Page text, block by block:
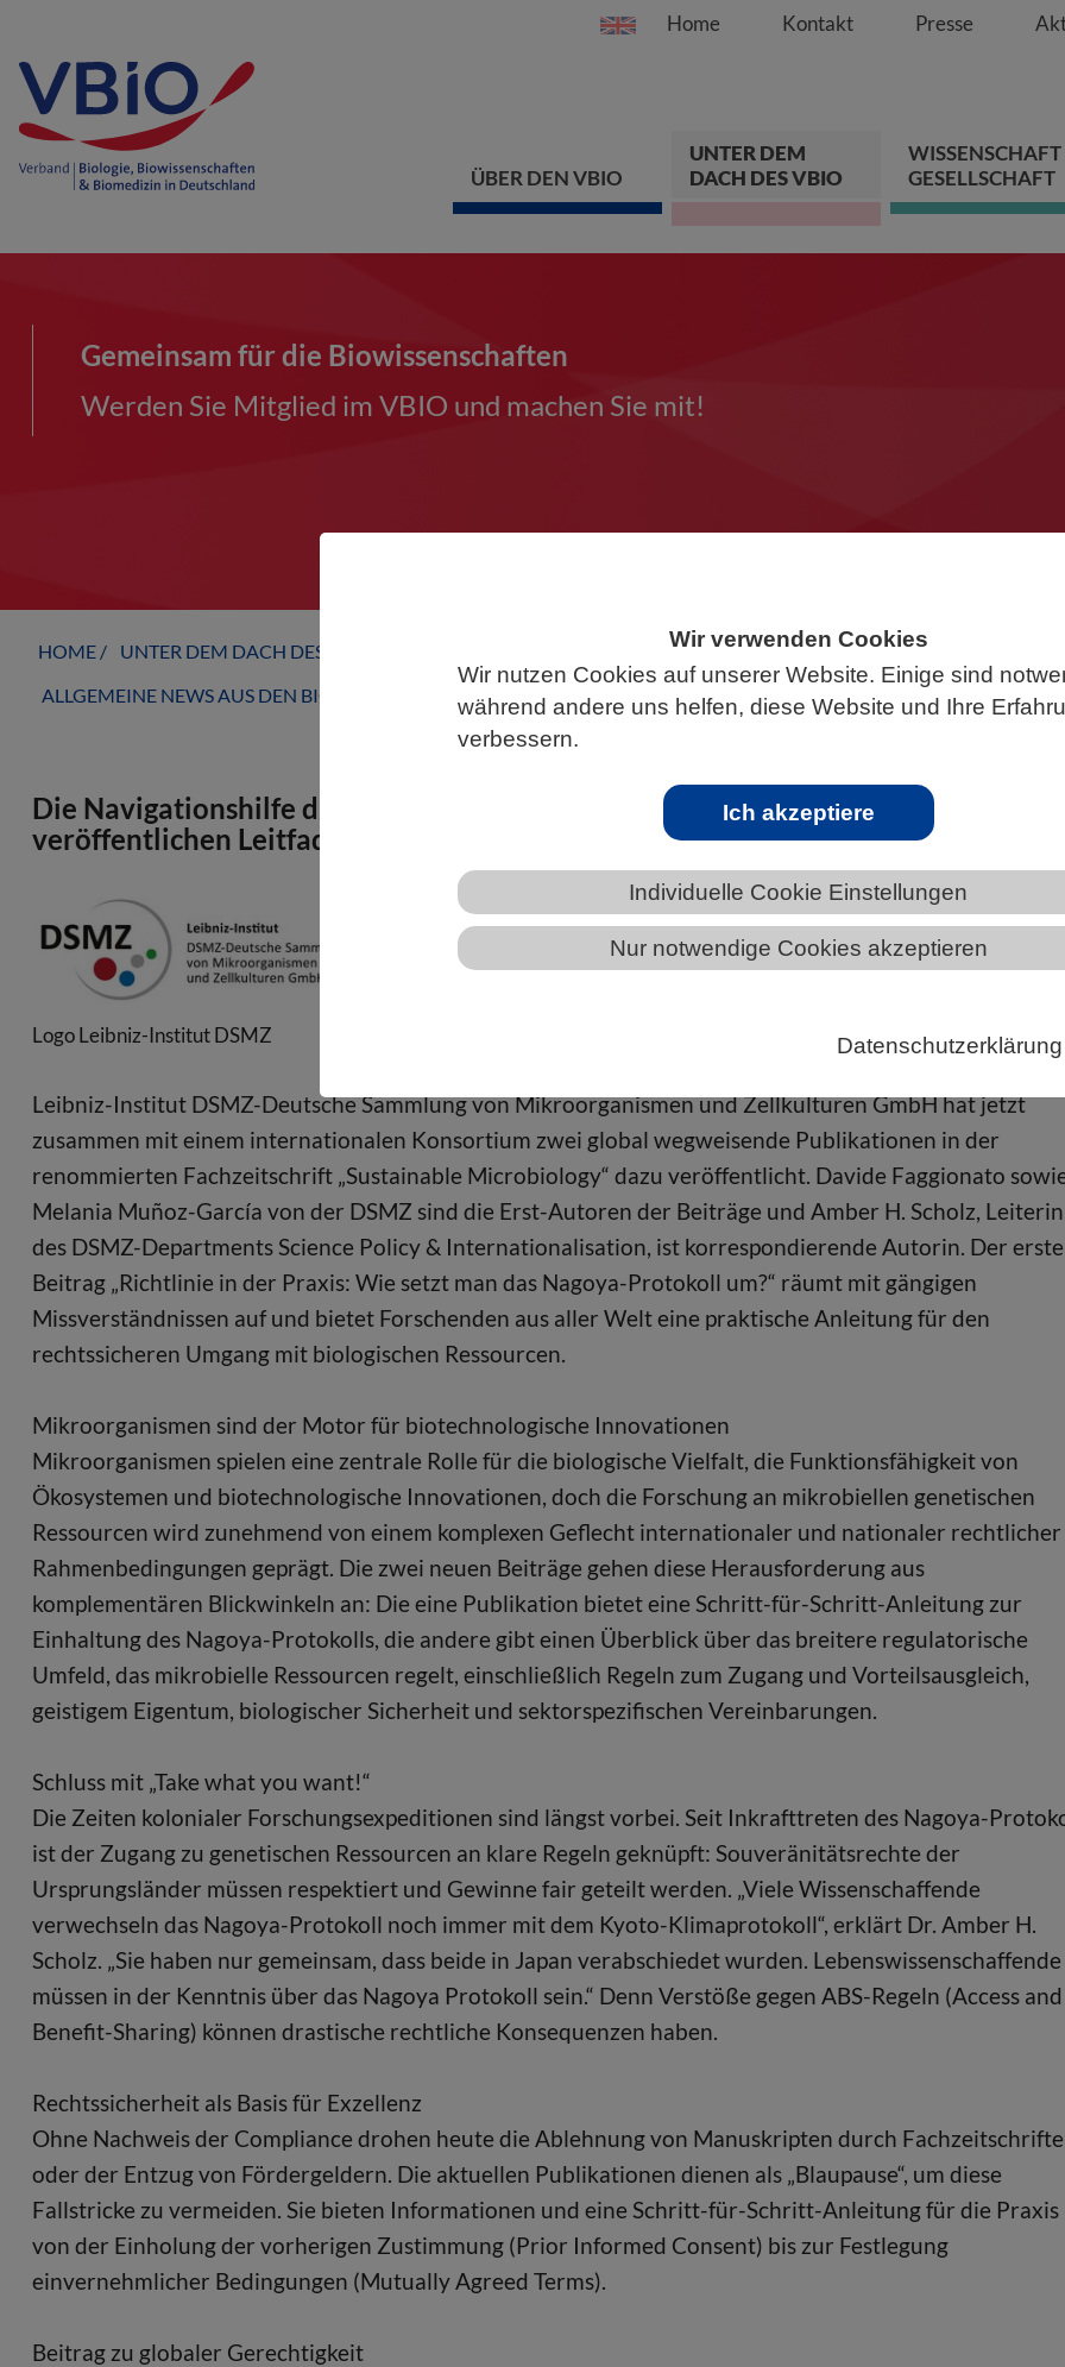
Wir verwenden Cookies
Wir nutzen Cookies auf unserer Website. Einige sind
während andere uns helfen, diese Website und Ihre
verbessern.
Ich akzeptiere
Individuelle Cookie Einstellungen
Nur notwendige Cookies akzeptieren
Datenschutzerklärung
Springe direkt zu:
Zum Hauptinhalt
Zur Hauptnavigation
Zur Footer-
Home Kontakt Presse
ÜBER DEN VBIO
UNTER DEM
DACH DES VBIO
WISSENSCHAFT
GESELLSCHAFT
Gemeinsam für die Biowissenschaften
Werden Sie Mitglied im VBIO und machen Sie mit!
HOME UNTER DEM DACH DES VBIO
ALLGEMEINE NEWS AUS DEN BIOWISSENSCHAFTEN
Die Navigationshilfe durch den Paragrafen-Dschungel: DSMZ-Forschende
veröffentlichen Leitfaden zum Nagoya-Protokoll
Logo Leibniz-Institut DSMZ
Zwei aktuelle Publikationen bieten praktische Leitlinien zur
Einhaltung von Vorschriften, Zugang und Vorteilsausgleich im
Leibniz-Institut DSMZ-Deutsche Sammlung von Mikroorganismen und Zellkulturen GmbH hat jetzt
zusammen mit einem internationalen Konsortium zwei global wegweisende Publikationen in der
renommierten Fachzeitschrift „Sustainable Microbiology“ dazu veröffentlicht. Davide Faggionato
Melania Muñoz-García von der DSMZ sind die Erst-Autoren der Beiträge und Amber H. Scholz, Leiterin
des DSMZ-Departments Science Policy & Internationalisation, ist korrespondierende Autorin. Der erste
Beitrag „Richtlinie in der Praxis: Wie setzt man das Nagoya-Protokoll um?“ räumt mit gängigen
Missverständnissen auf und bietet Forschenden aus aller Welt eine praktische Anleitung für den
rechtssicheren Umgang mit biologischen Ressourcen.
Mikroorganismen sind der Motor für biotechnologische Innovationen
Mikroorganismen spielen eine zentrale Rolle für die biologische Vielfalt, die Funktionsfähigkeit von
Ökosystemen und biotechnologische Innovationen, doch die Forschung an mikrobiellen genetischen
Ressourcen wird zunehmend von einem komplexen Geflecht internationaler und nationaler rechtlicher
Rahmenbedingungen geprägt. Die zwei neuen Beiträge gehen diese Herausforderung aus
komplementären Blickwinkeln an: Die eine Publikation bietet eine Schritt-für-Schritt-Anleitung zur
Einhaltung des Nagoya-Protokolls, die andere gibt einen Überblick über das breitere regulatorische
Umfeld, das mikrobielle Ressourcen regelt, einschließlich Regeln zum Zugang und Vorteilsausgleich,
geistigem Eigentum, biologischer Sicherheit und sektorspezifischen Vereinbarungen.
Schluss mit „Take what you want!“
Die Zeiten kolonialer Forschungsexpeditionen sind längst vorbei. Seit Inkrafttreten des Nagoya-
ist der Zugang zu genetischen Ressourcen an klare Regeln geknüpft: Souveränitätsrechte der
Ursprungsländer müssen respektiert und Gewinne fair geteilt werden. „Viele Wissenschaffende
verwechseln das Nagoya-Protokoll noch immer mit dem Kyoto-Klimaprotokoll“, erklärt Dr. Amber H.
Scholz. „Sie haben nur gemeinsam, dass beide in Japan verabschiedet wurden. Lebenswissenschaffende
müssen in der Kenntnis über das Nagoya Protokoll sein.“ Denn Verstöße gegen ABS-Regeln (Access and
Benefit-Sharing) können drastische rechtliche Konsequenzen haben.
Rechtssicherheit als Basis für Exzellenz
Ohne Nachweis der Compliance drohen heute die Ablehnung von Manuskripten durch
oder der Entzug von Fördergeldern. Die aktuellen Publikationen dienen als „Blaupause“, um diese
Fallstricke zu vermeiden. Sie bieten Informationen und eine Schritt-für-Schritt-Anleitung für die Praxis
von der Einholung der vorherigen Zustimmung (Prior Informed Consent) bis zur Festlegung
einvernehmlicher Bedingungen (Mutually Agreed Terms).
Beitrag zu globaler Gerechtigkeit